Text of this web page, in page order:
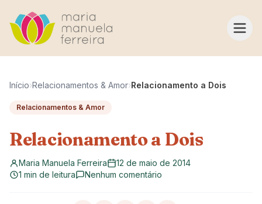
Início›Relacionamentos & Amor›Relacionamento a Dois
Relacionamentos & Amor
Relacionamento a Dois
Maria Manuela Ferreira
12 de maio de 2014
1 min de leitura
Nenhum comentário